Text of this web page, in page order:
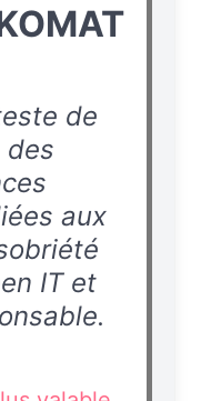
de
des
aux
IT et